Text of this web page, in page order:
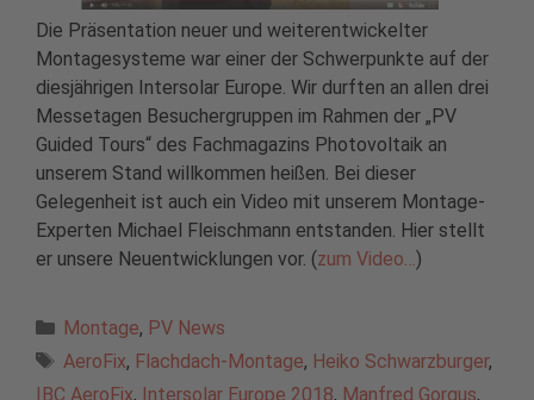
Die Präsentation neuer und weiterentwickelter
Montagesysteme war einer der Schwerpunkte auf der
diesjährigen Intersolar Europe. Wir durften an allen drei
Messetagen Besuchergruppen im Rahmen der „PV
Guided Tours“ des Fachmagazins Photovoltaik an
unserem Stand willkommen heißen. Bei dieser
Gelegenheit ist auch ein Video mit unserem Montage-
Experten Michael Fleischmann entstanden. Hier stellt
er unsere Neuentwicklungen vor. (zum Video…)
Kategorien
Montage, PV News
Schlagwörter
AeroFix, Flachdach-Montage, Heiko Schwarzburger,
IBC AeroFix, Intersolar Europe 2018, Manfred Gorgus,